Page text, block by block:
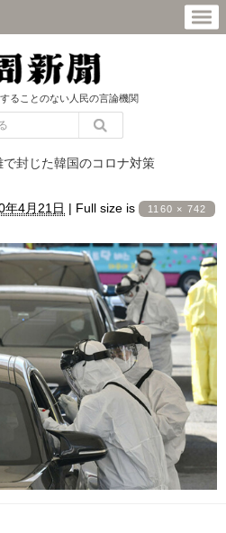
ることのない人民の言論機関
で封じた韓国のコロナ対策
年4月21日 | Full size is 1160 × 742